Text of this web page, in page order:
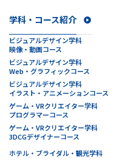
学科・コース紹介
ビジュアルデザイン学科
映像・動画コース
ビジュアルデザイン学科
Web・グラフィックコース
ビジュアルデザイン学科
イラスト・アニメーションコース
ゲーム・VRクリエイター学科
プログラマーコース
ゲーム・VRクリエイター学科
3DCGデザイナーコース
ホテル・ブライダル・観光学科